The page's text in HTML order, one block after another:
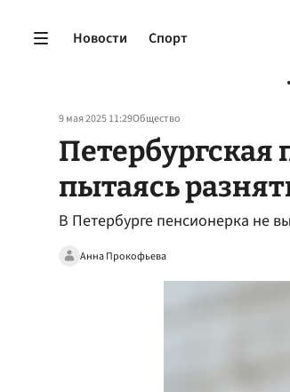
Новости Спорт
9 мая 2025 11:29Общество
пытаясь
В Петербурге пенсионерка не
Анна Прокофьева